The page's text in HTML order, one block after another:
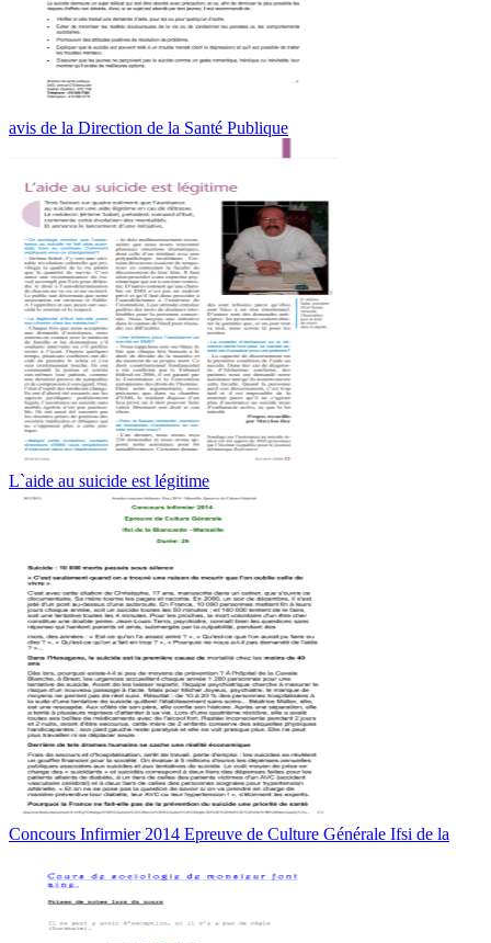
avis de la Direction de la Santé Publique
L`aide au suicide est légitime
Concours Infirmier 2014 Epreuve de Culture Générale Ifsi de la